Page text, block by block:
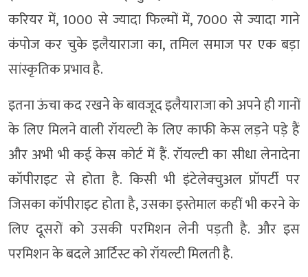
करियर में, 1000 से ज्यादा फिल्मों में, 7000 से ज्यादा गाने
कंपोज कर चुके इलैयाराजा का, तमिल समाज पर एक बड़ा
सांस्कृतिक प्रभाव है.
इतना ऊंचा कद रखने के बावजूद इलैयाराजा को अपने ही गानों
के लिए मिलने वाली रॉयल्टी के लिए काफी केस लड़ने पड़े हैं
और अभी भी कई केस कोर्ट में हैं. रॉयल्टी का सीधा लेनादेना
कॉपीराइट से होता है. किसी भी इंटेलेक्चुअल प्रॉपर्टी पर
जिसका कॉपीराइट होता है, उसका इस्तेमाल कहीं भी करने के
लिए दूसरों को उसकी परमिशन लेनी पड़ती है. और इस
परमिशन के बदले आर्टिस्ट को रॉयल्टी मिलती है.